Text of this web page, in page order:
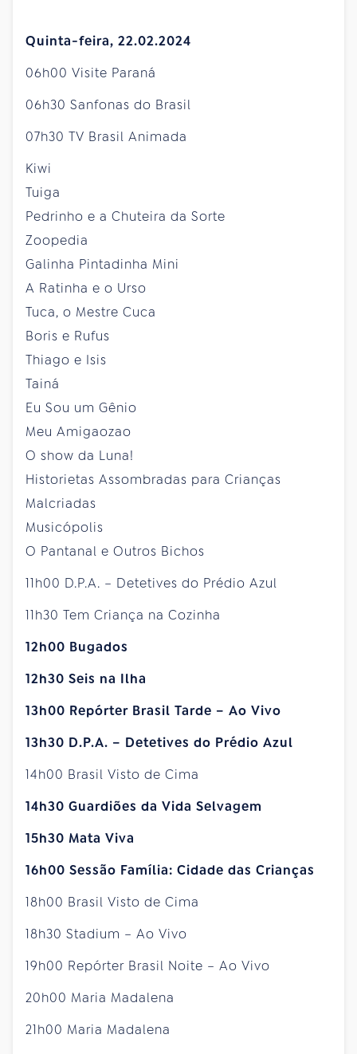
Quinta-feira, 22.02.2024
06h00 Visite Paraná
06h30 Sanfonas do Brasil
07h30 TV Brasil Animada
Kiwi
Tuiga
Pedrinho e a Chuteira da Sorte
Zoopedia
Galinha Pintadinha Mini
A Ratinha e o Urso
Tuca, o Mestre Cuca
Boris e Rufus
Thiago e Isis
Tainá
Eu Sou um Gênio
Meu Amigaozao
O show da Luna!
Historietas Assombradas para Crianças
Malcriadas
Musicópolis
O Pantanal e Outros Bichos
11h00 D.P.A. – Detetives do Prédio Azul
11h30 Tem Criança na Cozinha
12h00 Bugados
12h30 Seis na Ilha
13h00 Repórter Brasil Tarde – Ao Vivo
13h30 D.P.A. – Detetives do Prédio Azul
14h00 Brasil Visto de Cima
14h30 Guardiões da Vida Selvagem
15h30 Mata Viva
16h00 Sessão Família: Cidade das Crianças
18h00 Brasil Visto de Cima
18h30 Stadium – Ao Vivo
19h00 Repórter Brasil Noite – Ao Vivo
20h00 Maria Madalena
21h00 Maria Madalena